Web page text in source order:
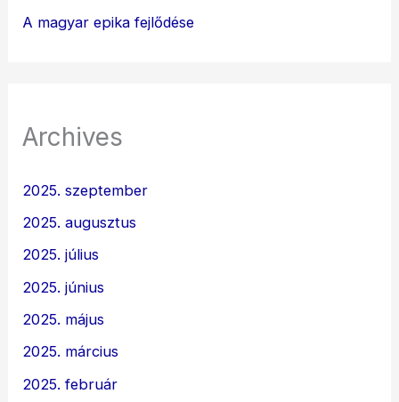
A magyar epika fejlődése
Archives
2025. szeptember
2025. augusztus
2025. július
2025. június
2025. május
2025. március
2025. február